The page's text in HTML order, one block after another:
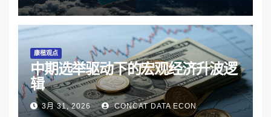
康楷观点
中期选举驱动下的宏观经济升波逻
辑
3月 31, 2026 CONCAT DATA ECON